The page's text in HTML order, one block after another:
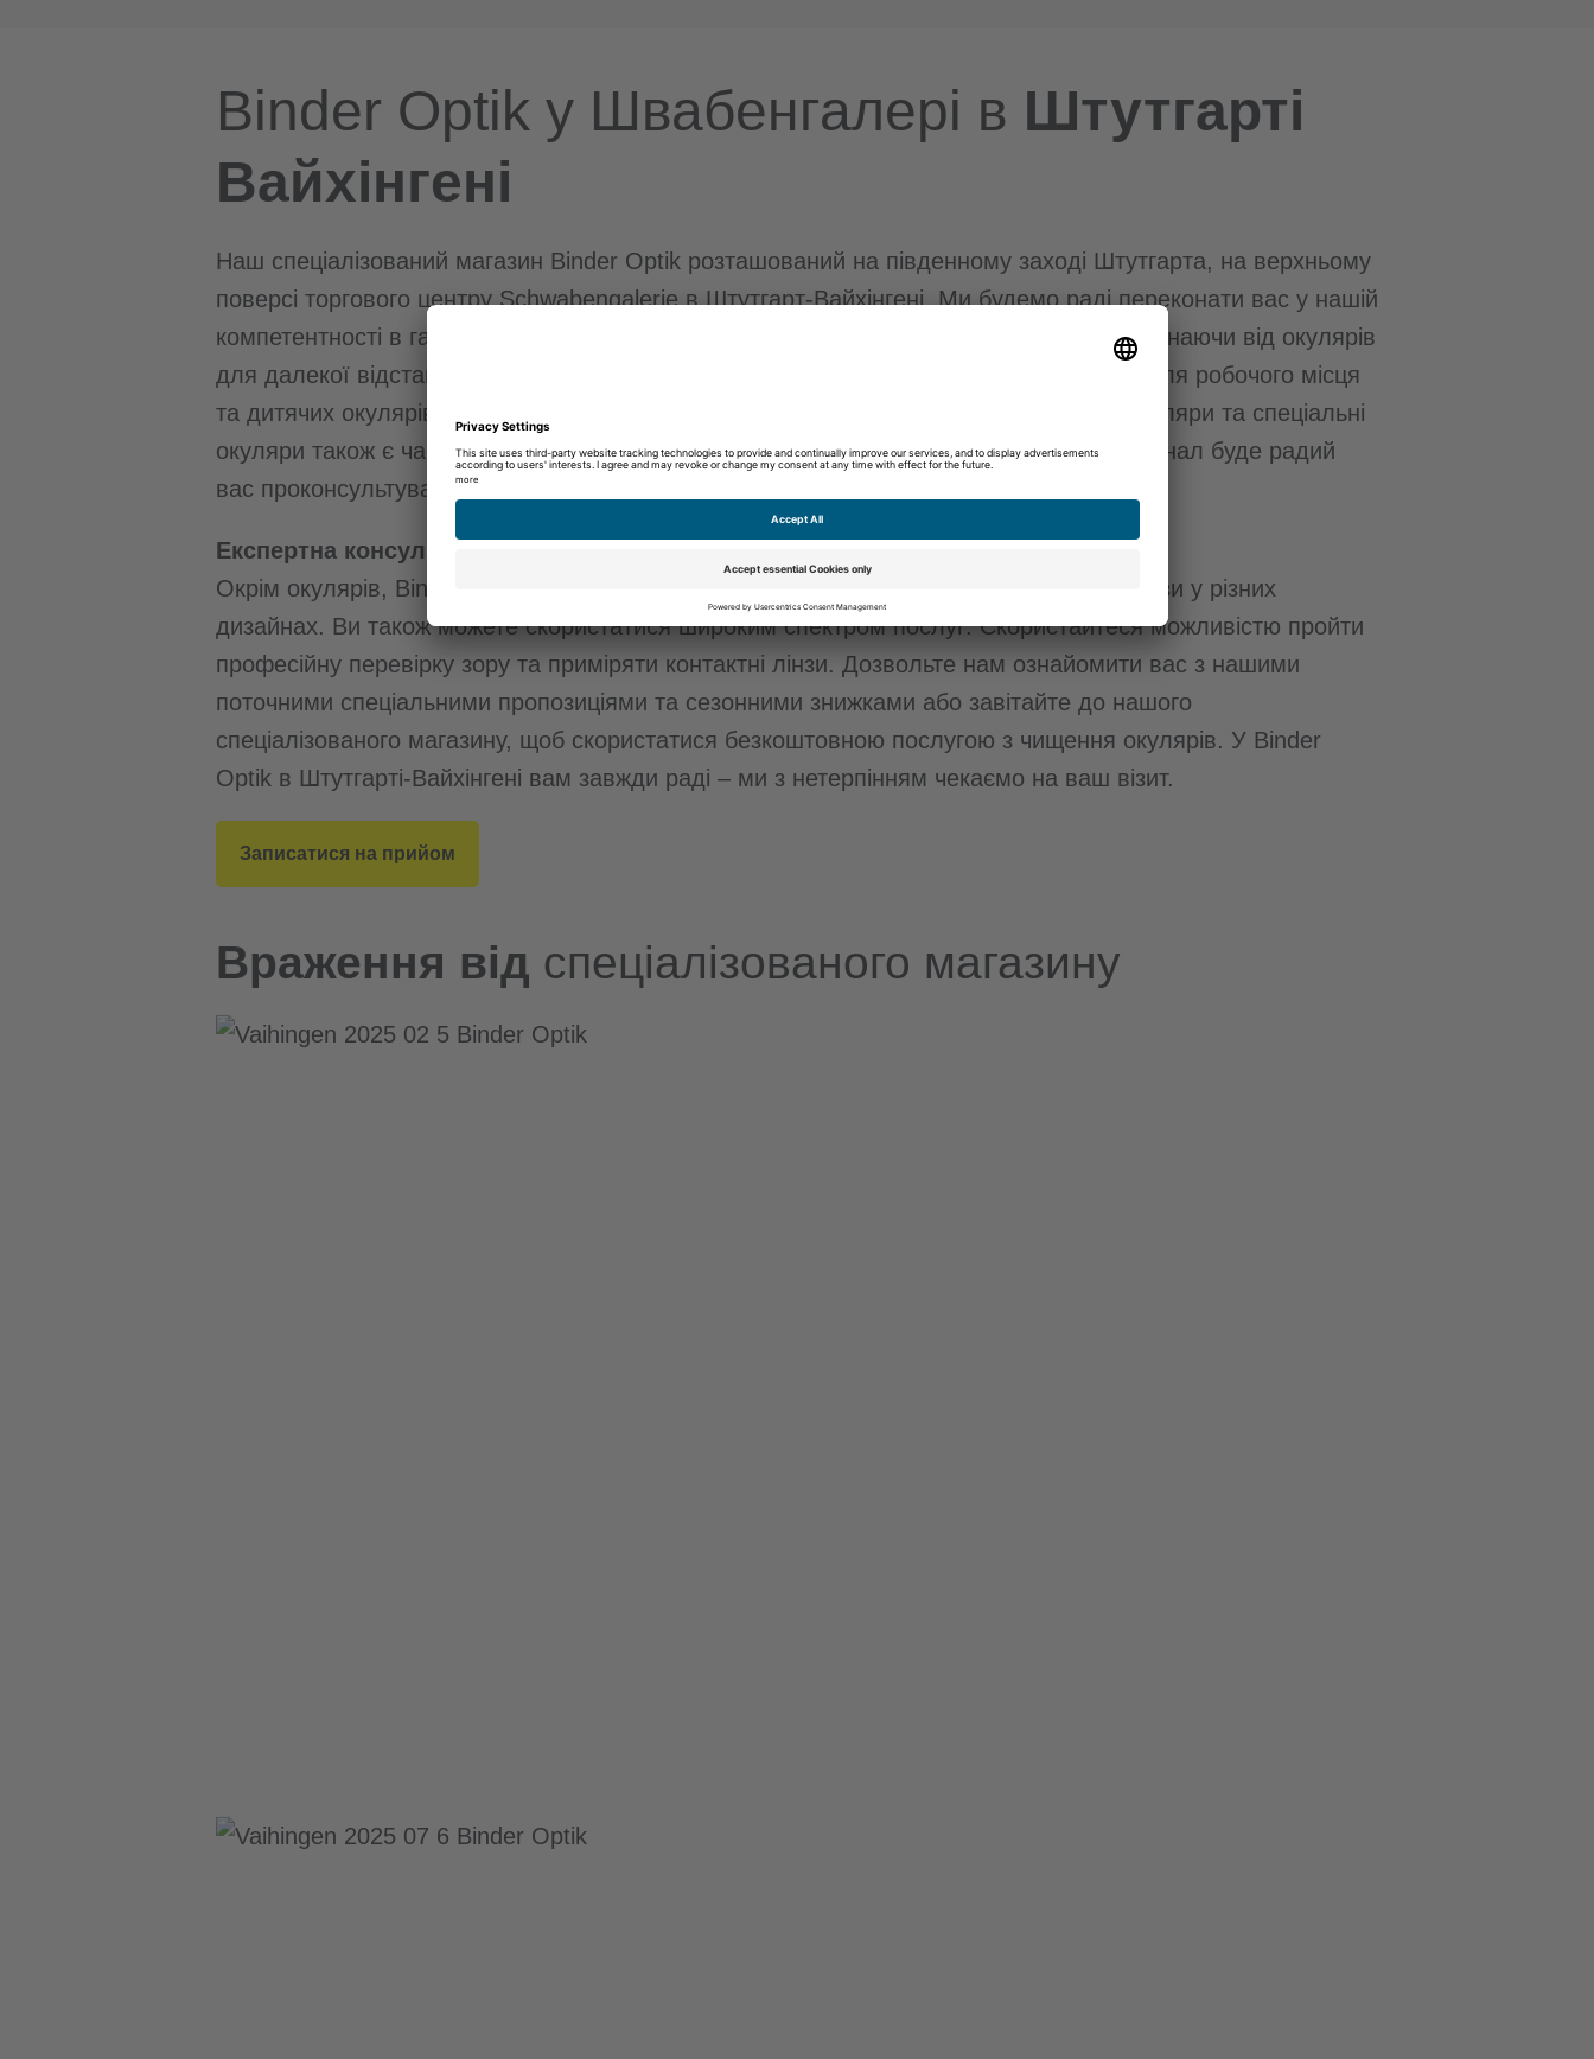
Binder Optik у Швабенгалері в Штутгарті
Вайхінгені
Наш спеціалізований магазин Binder Optik розташований на південному заході Штутгарта, на верхньому
поверсі торгового центру Schwabengalerie в Штутгарт-Вайхінгені. Ми будемо раді переконати вас у нашій
компетентності в галузі оптики. Ми чекаємо на вас з широким вибором окулярів, починаючи від окулярів
для далекої відстані та варифокальних окулярів до окулярів для читання, окулярів для робочого місця
та дитячих окулярів, залежно від ваших потреб. Спортивні окуляри, сонцезахисні окуляри та спеціальні
окуляри також є частиною нашого різноманітного асортименту – наш привітний персонал буде радий
вас проконсультувати.
Експертна консультація та сервіс
Окрім окулярів, Binder Optik у Vaihinger Schwabengalerie пропонує також контактні лінзи у різних
дизайнах. Ви також можете скористатися широким спектром послуг: Скористайтеся можливістю пройти
професійну перевірку зору та приміряти контактні лінзи. Дозвольте нам ознайомити вас з нашими
поточними спеціальними пропозиціями та сезонними знижками або завітайте до нашого
спеціалізованого магазину, щоб скористатися безкоштовною послугою з чищення окулярів. У Binder
Optik в Штутгарті-Вайхінгені вам завжди раді – ми з нетерпінням чекаємо на ваш візит.
Записатися на прийом
Враження від спеціалізованого магазину